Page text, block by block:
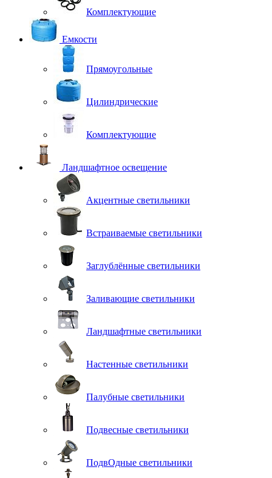
Комплектующие
Емкости
Прямоугольные
Цилиндрические
Комплектующие
Ландшафтное освещение
Акцентные светильники
Встраиваемые светильники
Заглублённые светильники
Заливающие светильники
Ландшафтные светильники
Настенные светильники
Палубные светильники
Подвесные светильники
ПодвОдные светильники